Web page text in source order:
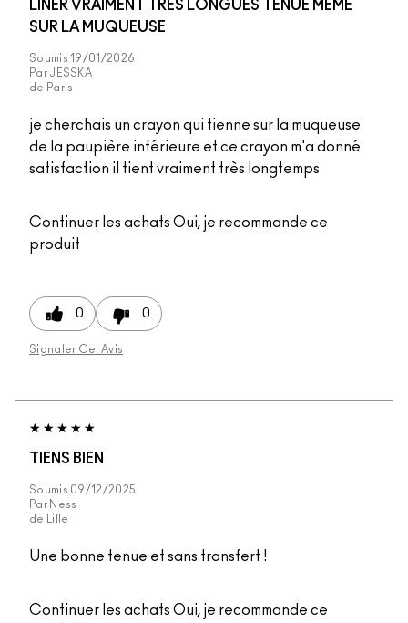
LINER VRAIMENT TRÈS LONGUES TENUE MÊME
SUR LA MUQUEUSE
Soumis19/01/2026
Par JESSKA
de Paris
je cherchais un crayon qui tienne sur la muqueuse
de la paupière inférieure et ce crayon m'a donné
satisfaction il tient vraiment très longtemps
Continuer les achats Oui, je recommande ce
produit
0 0
Signaler Cet Avis
TIENS BIEN
Soumis 09/12/2025
Par Ness
de
Lille
Une bonne tenue et sans transfert !
Continuer les achats Oui, je recommande ce